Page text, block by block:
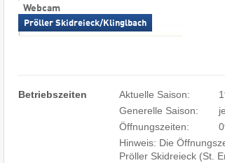
Webcam
Pröller Skidreieck/Klinglbach
Betriebszeiten Aktuelle Saison:
Generelle Saison:
Öffnungszeiten:
Hinweis: Die
Pröller Skidreieck (St.